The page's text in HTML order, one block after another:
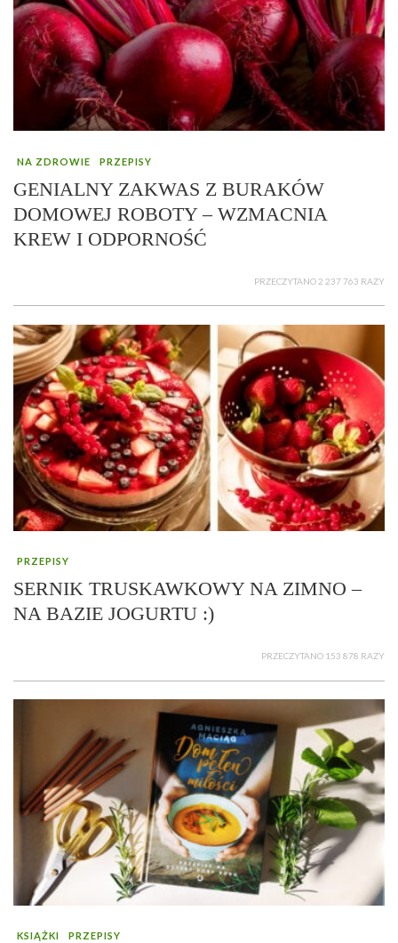
NA ZDROWIE PRZEPISY
GENIALNY ZAKWAS Z BURAKÓW
DOMOWEJ ROBOTY – WZMACNIA
KREW I ODPORNOŚĆ
PRZECZYTANO 2 237 763 RAZY
PRZEPISY
SERNIK TRUSKAWKOWY NA ZIMNO –
NA BAZIE JOGURTU :)
PRZECZYTANO 153 878 RAZY
KSIĄŻKI PRZEPISY